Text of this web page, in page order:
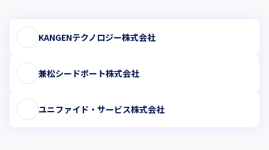
KANGENテクノロジー株式会社
兼松シードポート株式会社
ユニファイド・サービス株式会社